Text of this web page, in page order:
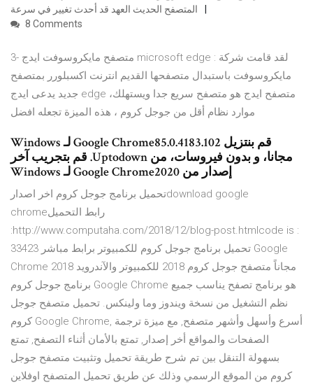
المتصفح الحديث العهد قد أحدث تغيير في سرعة
8 Comments
3- متصفح مايكروسوفت ايدج microsoft edge : لقد قامت شركة
مايكروسوفت باستبدال متصفحها القديم انترنت اكسبلورر بمتصفح
جديد يدعى ايدج edge ،متصفح ايدج هو متصفح سريع جدا ويستهلك
موارد نظام أقل من جوجل كروم ، هذه الميزة تجعله افضل
‫قم بنتزيل Google Chrome85.0.4183.102 لـ Windows
مجانا، و بدون فيروسات، من Uptodown. قم بتجريب آخر
إصدار من Google Chrome2020 لـ Windows
تحميل برنامج جوجل كروم اخر اصدارdownload google
chromeرابط التحميل
:http://www.computaha.com/2018/12/blog-post.htmlcode is :
33423 تحميل برنامج جوجل كروم للكمبيوتر برابط مباشر Google
Chrome 2018 مجاناً متصفح جوجل كروم 2018 للكمبيوتر والآندرويد
برنامج جوجل كروم Google Chrome هو برنامج تصفح يناسب جميع
نظم التشغيل من نسخة ويندوز وما ولينكس. تحميل متصفح جوجل
كروم Google Chrome, أسرع وأسهل وأشهر متصفح, مع ميزة ترجمة
الصفحات والمواقع أخر إصدار, تمتع بالأمان أثناء التصفح, تمتع
بسهولة التنقل بين تم شرح طريقة تحميل وتثبيت متصفح جوجل
كروم من الموقع الرسمي وذلك عن طريق تحميل المتصفح اوفلاين